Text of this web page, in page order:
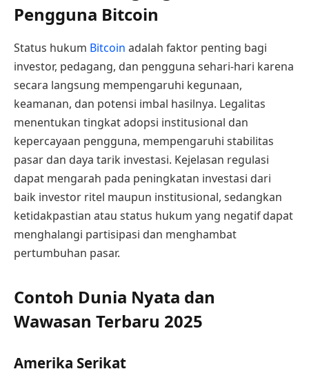
Pengguna Bitcoin
Status hukum Bitcoin adalah faktor penting bagi
investor, pedagang, dan pengguna sehari-hari karena
secara langsung mempengaruhi kegunaan,
keamanan, dan potensi imbal hasilnya. Legalitas
menentukan tingkat adopsi institusional dan
kepercayaan pengguna, mempengaruhi stabilitas
pasar dan daya tarik investasi. Kejelasan regulasi
dapat mengarah pada peningkatan investasi dari
baik investor ritel maupun institusional, sedangkan
ketidakpastian atau status hukum yang negatif dapat
menghalangi partisipasi dan menghambat
pertumbuhan pasar.
Contoh Dunia Nyata dan
Wawasan Terbaru 2025
Amerika Serikat